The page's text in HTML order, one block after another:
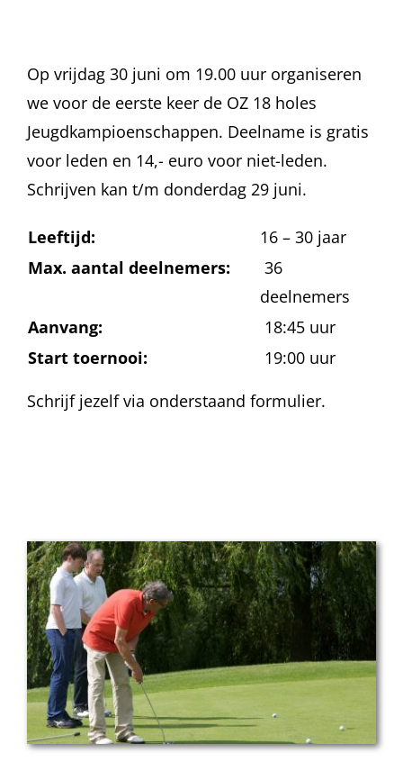
Op vrijdag 30 juni om 19.00 uur organiseren
we voor de eerste keer de OZ 18 holes
Jeugdkampioenschappen. Deelname is gratis
voor leden en 14,- euro voor niet-leden.
Schrijven kan t/m donderdag 29 juni.
Leeftijd:
16 – 30 jaar
Max. aantal deelnemers:
36
deelnemers
Aanvang:
18:45 uur
Start toernooi:
19:00 uur
Schrijf jezelf via onderstaand formulier.